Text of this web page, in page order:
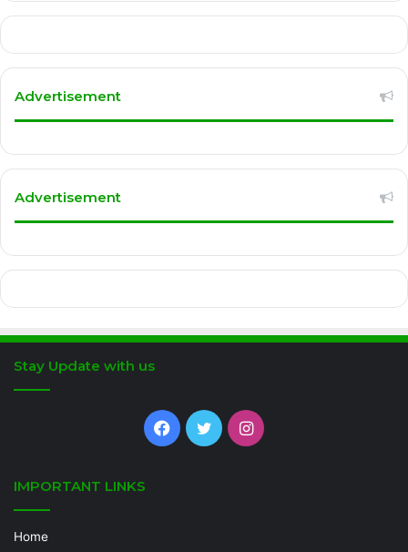
Advertisement
Advertisement
Stay Update with us
Facebook
TwitterInstagram
IMPORTANT LINKS
Home